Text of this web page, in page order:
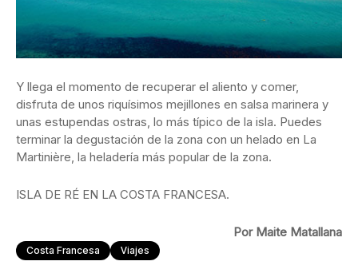
Y llega el momento de recuperar el aliento y comer,
disfruta de unos riquísimos mejillones en salsa marinera y
unas estupendas ostras, lo más típico de la isla. Puedes
terminar la degustación de la zona con un helado en La
Martinière, la heladería más popular de la zona.
ISLA DE RÉ EN LA COSTA FRANCESA.
Por Maite Matallana
Costa Francesa Viajes